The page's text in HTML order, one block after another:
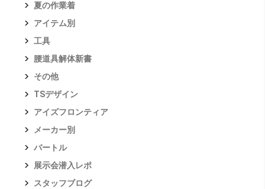
夏の作業着
アイテム別
工具
腰道具解体新書
その他
TSデザイン
アイズフロンティア
メーカー別
バートル
展示会潜入レポ
スタッフブログ